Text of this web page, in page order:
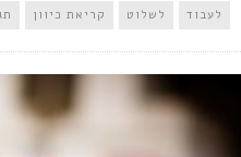
לעבוד לשלוט קריאת כיוון